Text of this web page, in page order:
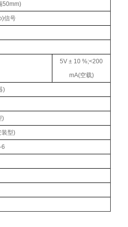
50mm)
信号
5V ± 10 %;<200
mA(空载)
)
)
装型)
6